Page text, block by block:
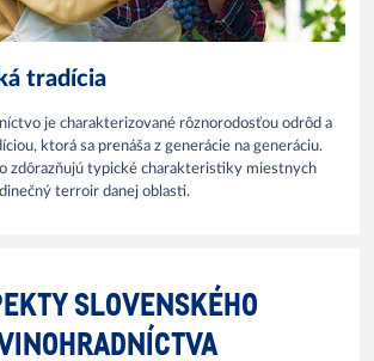
tradícia
je charakterizované rôznorodosťou odrôd a
ktorá sa prenáša z generácie na generáciu.
zdôrazňujú typické charakteristiky miestnych
terroir danej oblasti.
SLOVENSKÉHO